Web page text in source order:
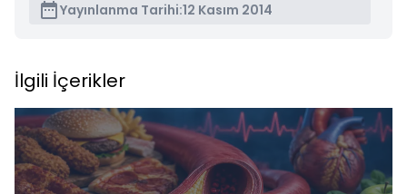
Yayınlanma Tarihi:12 Kasım 2014
İlgili İçerikler